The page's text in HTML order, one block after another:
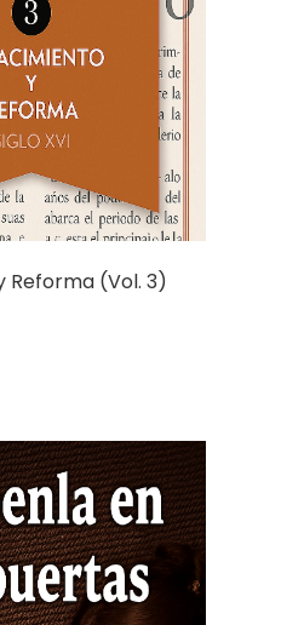
Reforma (Vol. 3)